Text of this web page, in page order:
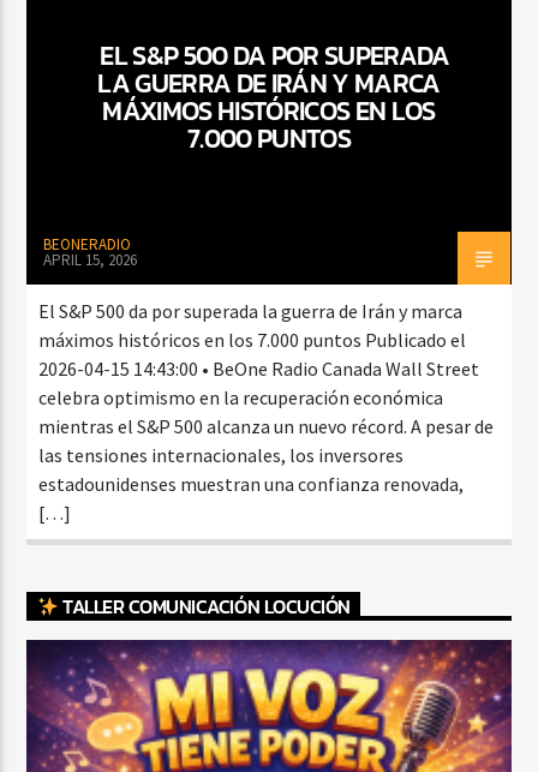
CURRENT SHOW
TROPICAL RELAJADO
EL S&P 500 DA POR SUPERADA
LA GUERRA DE IRÁN Y MARCA
MÁXIMOS HISTÓRICOS EN LOS
7.000 PUNTOS
BEONERADIO
APRIL 15, 2026
El S&P 500 da por superada la guerra de Irán y marca
máximos históricos en los 7.000 puntos Publicado el
2026-04-15 14:43:00 • BeOne Radio Canada Wall Street
celebra optimismo en la recuperación económica
mientras el S&P 500 alcanza un nuevo récord. A pesar de
las tensiones internacionales, los inversores
estadounidenses muestran una confianza renovada,
[…]
TALLER COMUNICACIÓN LOCUCIÓN